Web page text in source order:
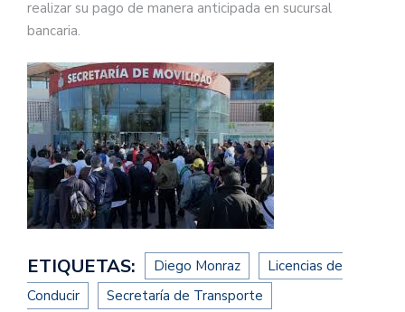
realizar su pago de manera anticipada en sucursal
bancaria.
ETIQUETAS: Diego Monraz
Licencias de
Conducir
Secretaría de Transporte